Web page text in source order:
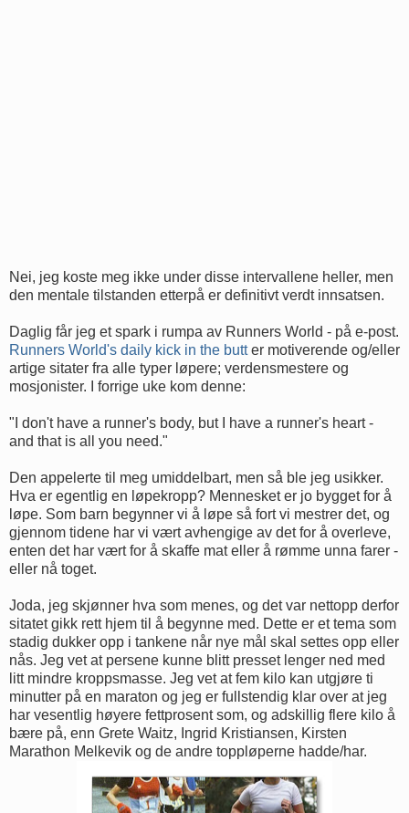
Nei, jeg koste meg ikke under disse intervallene heller, men
den mentale tilstanden etterpå er definitivt verdt innsatsen.
Daglig får jeg et spark i rumpa av Runners World - på e-post.
Runners World's daily kick in the butter motiverende og/eller
artige sitater fra alle typer løpere; verdensmestere og
mosjonister. I forrige uke kom denne:
"I don't have a runner's body, but I have a runner's heart -
and that is all you need."
Den appelerte til meg umiddelbart, men så ble jeg usikker.
Hva er egentlig en løpekropp? Mennesket er jo bygget for å
løpe. Som barn begynner vi å løpe så fort vi mestrer det, og
gjennom tidene har vi vært avhengige av det for å overleve,
enten det har vært for å skaffe mat eller å rømme unna farer -
eller nå toget.
Joda, jeg skjønner hva som menes, og det var nettopp derfor
sitatet gikk rett hjem til å begynne med. Dette er et tema som
stadig dukker opp i tankene når nye mål skal settes opp eller
nås. Jeg vet at persene kunne blitt presset lenger ned med
litt mindre kroppsmasse. Jeg vet at fem kilo kan utgjøre ti
minutter på en maraton og jeg er fullstendig klar over at jeg
har vesentlig høyere fettprosent som, og adskillig flere kilo å
bære på, enn Grete Waitz, Ingrid Kristiansen, Kirsten
Marathon Melkevik og de andre toppløperne hadde/har.